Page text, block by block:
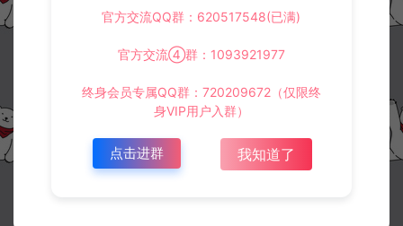
谷】全套源代码
thanh 3000
回忆】全套服务端源码+客户
端源码+策划文档
游戏源码
冷雨泽ღ
官方交流QQ群：620517548(已满)
官方交流④群：1093921977
终身会员专属QQ群：720209672（仅限终
身VIP用户入群）
点击进群 我知道了